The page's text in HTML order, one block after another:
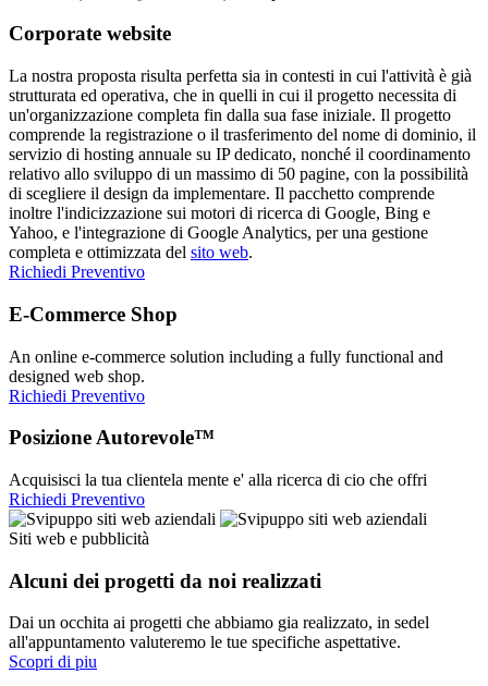
Corporate website
La nostra proposta risulta perfetta sia in contesti in cui l'attività è già
strutturata ed operativa, che in quelli in cui il progetto necessita di
un'organizzazione completa fin dalla sua fase iniziale. Il progetto
comprende la registrazione o il trasferimento del nome di dominio, il
servizio di hosting annuale su IP dedicato, nonché il coordinamento
relativo allo sviluppo di un massimo di 50 pagine, con la possibilità
di scegliere il design da implementare. Il pacchetto comprende
inoltre l'indicizzazione sui motori di ricerca di Google, Bing e
Yahoo, e l'integrazione di Google Analytics, per una gestione
completa e ottimizzata del sito web.
Richiedi Preventivo
E-Commerce Shop
An online e-commerce solution including a fully functional and
designed web shop.
Richiedi Preventivo
Posizione Autorevole™
Acquisisci la tua clientela mente e' alla ricerca di cio che offri
Richiedi Preventivo
Siti web e pubblicità
Alcuni dei progetti da noi realizzati
Dai un occhita ai progetti che abbiamo gia realizzato, in sedel
all'appuntamento valuteremo le tue specifiche aspettative.
Scopri di piu